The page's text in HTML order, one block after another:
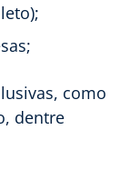
como
dentre